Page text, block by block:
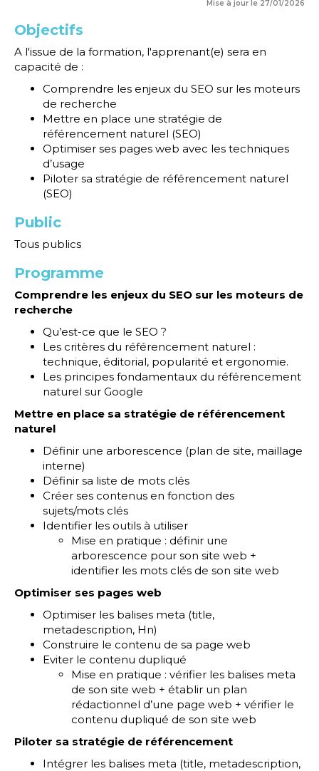
Mise à jour le 27/01/2026
Objectifs
A l'issue de la formation, l'apprenant(e) sera en
capacité de :
Comprendre les enjeux du SEO sur les moteurs
de recherche
Mettre en place une stratégie de
référencement naturel (SEO)
Optimiser ses pages web avec les techniques
d’usage
Piloter sa stratégie de référencement naturel
(SEO)
Public
Tous publics
Programme
Comprendre les enjeux du SEO sur les moteurs de
recherche
Qu’est-ce que le SEO ?
Les critères du référencement naturel :
technique, éditorial, popularité et ergonomie.
Les principes fondamentaux du référencement
naturel sur Google
Mettre en place sa stratégie de référencement
naturel
Définir une arborescence (plan de site, maillage
interne)
Définir sa liste de mots clés
Créer ses contenus en fonction des
sujets/mots clés
Identifier les outils à utiliser
Mise en pratique : définir une
arborescence pour son site web +
identifier les mots clés de son site web
Optimiser ses pages web
Optimiser les balises meta (title,
metadescription, Hn)
Construire le contenu de sa page web
Eviter le contenu dupliqué
Mise en pratique : vérifier les balises meta
de son site web + établir un plan
rédactionnel d’une page web + vérifier le
contenu dupliqué de son site web
Piloter sa stratégie de référencement
Intégrer les balises meta (title, metadescription,